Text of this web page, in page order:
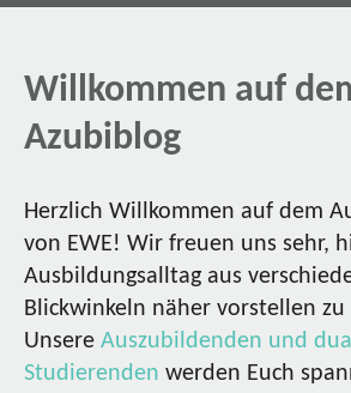
Willkommen auf
Azubiblog
Herzlich Willkommen auf dem
von EWE! Wir freuen uns sehr,
Ausbildungsalltag aus
Blickwinkeln näher vorstellen zu
Unsere Auszubildenden und
Studierenden werden Euch